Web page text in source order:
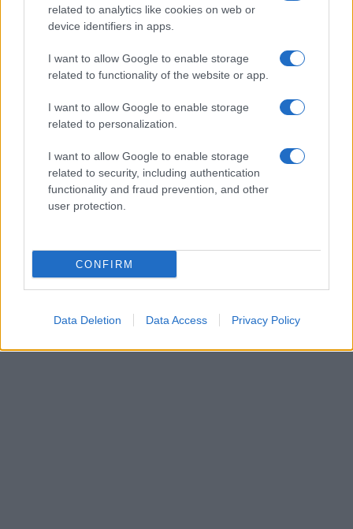
related to analytics like cookies on web or
device identifiers in apps.
I want to allow Google to enable storage
related to functionality of the website or app.
I want to allow Google to enable storage
related to personalization.
I want to allow Google to enable storage
related to security, including authentication
functionality and fraud prevention, and other
user protection.
CONFIRM
Data Deletion Data Access Privacy Policy
Cliccate suhttp://www.it.forzieri.com/ita/dept.asp?
l=ita&c=ita&dept_id=999906
vostro shopping a tutta moda con Forzieri!
AUTORE
Federica Ottone